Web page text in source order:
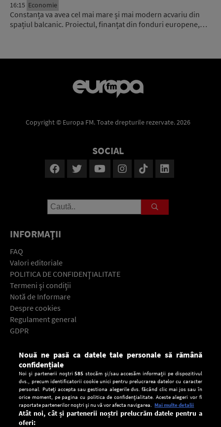
16:15 Economie
Constanța va avea cel mai mare și mai modern acvariu din
spațiul balcanic. Proiectul, finanțat din fonduri europene,…
Copyright © Europa FM. Toate drepturile rezervate. 2026
SOCIAL
INFORMAŢII
FAQ
Valori editoriale
POLITICA DE CONFIDENŢIALITATE
Termeni şi condiţii
Notă de Informare
Despre cookies
Regulament general
GDPR
Descarcă gratuit aplicaţia Europa FM pentru smartphone:
Nouă ne pasă ca datele tale personale să rămână
confidențiale
Noi și partenerii noștri585 stocăm și/sau accesăm informații pe dispozitivul
dvs., precum identificatorii cookie unici pentru prelucrarea datelor cu caracter
personal. Puteți accepta sau gestiona alegerile dvs. făcând clic mai jos sau în
orice moment, pe pagina cu politica de confidențialitate. Aceste alegeri vor fi
raportate partenerilor noștri și nu vă vor afecta navigarea. Mai multe detalii
Atât noi, cât și partenerii noștri prelucrăm datele pentru a
oferi: